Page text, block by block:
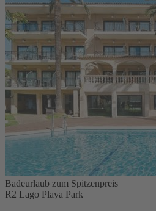
Badeurlaub zum Spitzenpreis
R2 Lago Playa Park